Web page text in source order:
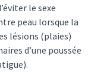
le sexe
peau lorsque la
lésions (plaies)
d’une poussée